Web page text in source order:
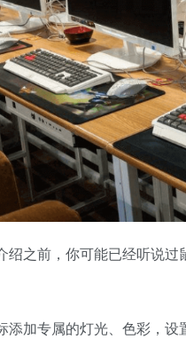
绍之前，你可能已经听说
加专属的灯光、色彩，设